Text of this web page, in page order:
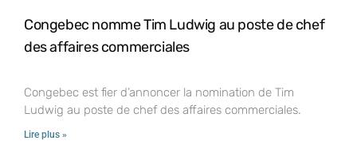
Congebec nomme Tim Ludwig au poste de chef
des affaires commerciales
Congebec est fier d’annoncer la nomination de Tim
Ludwig au poste de chef des affaires commerciales.
Lire plus »